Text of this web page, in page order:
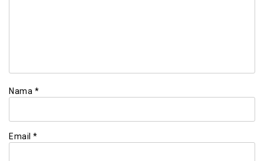
Nama *
Email *